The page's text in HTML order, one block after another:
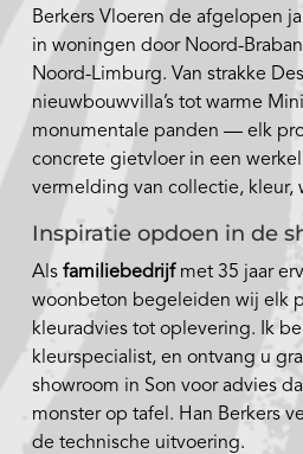
Berkers Vloeren de afgelopen
in woningen door Noord-
Noord-Limburg. Van strakke
nieuwbouwvilla’s tot warme
monumentale panden — elk
concrete gietvloer in een
vermelding van collectie, kleur,
Inspiratie opdoen in de
Alsfamiliebedrijfmet 35 jaar
woonbeton begeleiden wij elk
kleuradvies tot oplevering. Ik
kleurspecialist, en ontvang u
showroom in Son voor advies
monster op tafel. Han Berkers
de technische uitvoering.